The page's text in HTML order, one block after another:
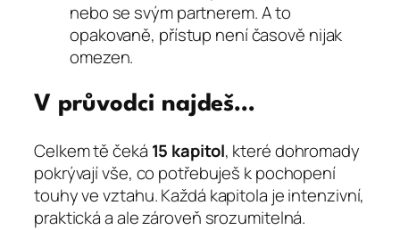
nebo se svým partnerem. A to
opakovaně, přístup není časově nijak
omezen.
V průvodci najdeš…
Celkem tě čeká 15 kapitol, které dohromady
pokrývají vše, co potřebuješ k pochopení
touhy ve vztahu. Každá kapitola je intenzivní,
praktická a ale zároveň srozumitelná.